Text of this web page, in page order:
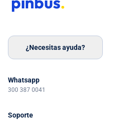
¿Necesitas ayuda?
Whatsapp
300 387 0041
Soporte